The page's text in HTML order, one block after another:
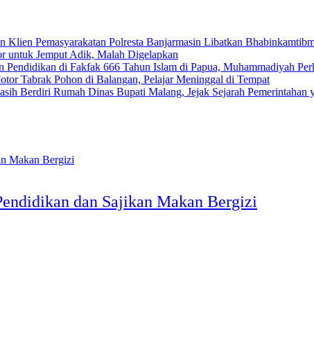
Polresta Banjarmasin Libatkan
untuk Jemput Adik, Malah Digelapkan
666 Tahun Islam di Papua, Muhammadiyah
Tabrak Pohon di Balangan, Pelajar Meninggal di Tempat
Rumah Dinas Bupati Malang, Jejak Sejarah Pemerintahan
dan Sajikan Makan Bergizi